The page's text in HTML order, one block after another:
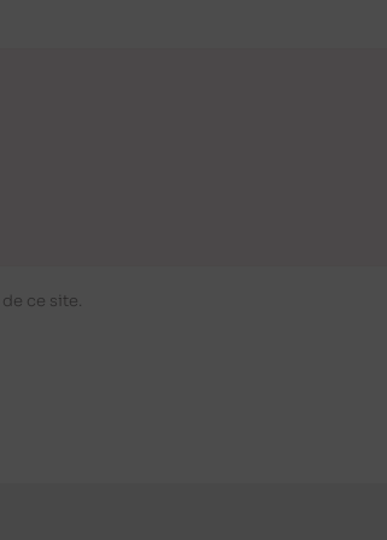
de ce site.